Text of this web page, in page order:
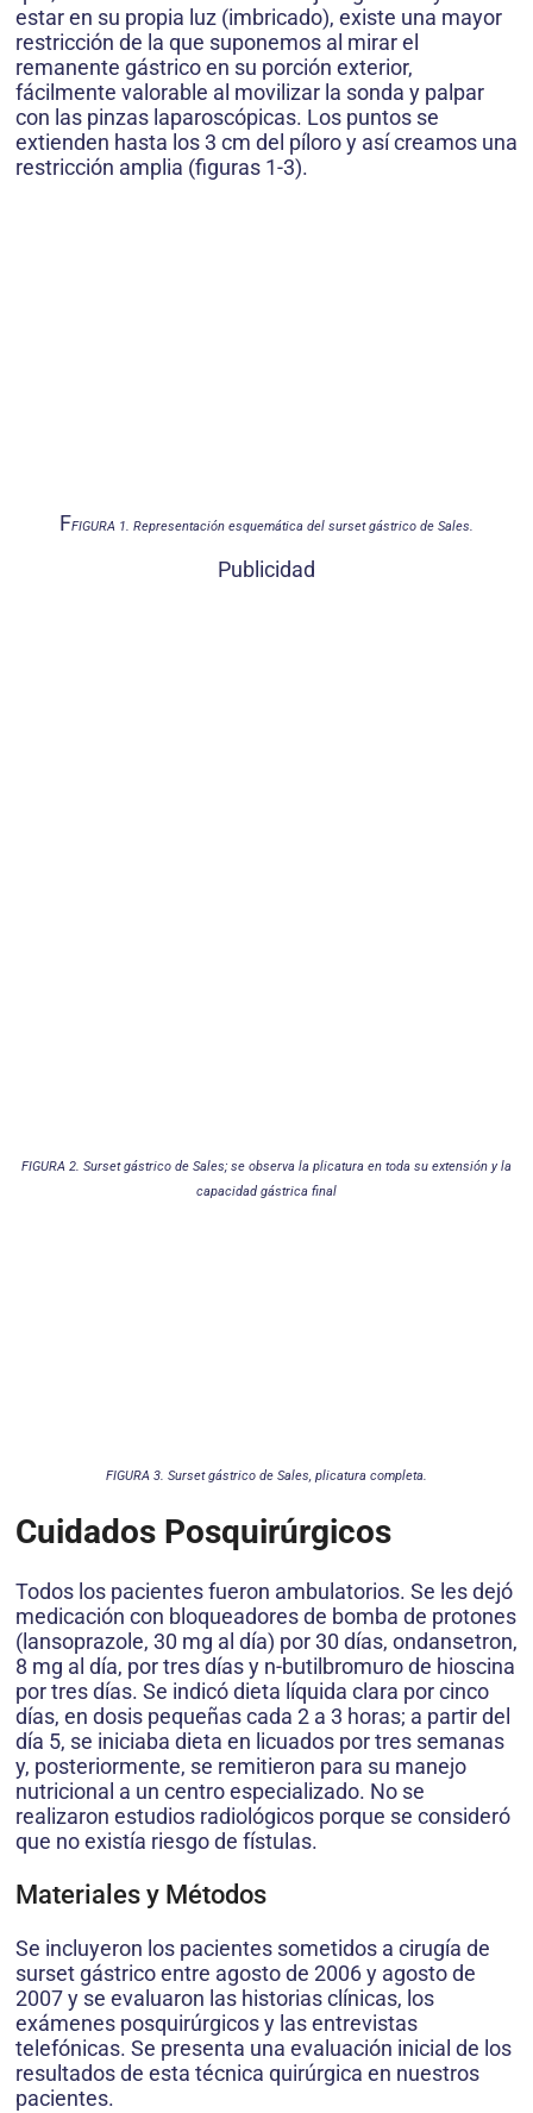
estar en su propia luz (imbricado), existe una mayor
restricción de la que suponemos al mirar el
remanente gástrico en su porción exterior,
fácilmente valorable al movilizar la sonda y palpar
con las pinzas laparoscópicas. Los puntos se
extienden hasta los 3 cm del píloro y así creamos una
restricción amplia (figuras 1-3).
FFIGURA 1. Representación esquemática del surset gástrico de Sales.
Publicidad
FIGURA 2. Surset gástrico de Sales; se observa la plicatura en toda su extensión y la
capacidad gástrica final
FIGURA 3. Surset gástrico de Sales, plicatura completa.
Cuidados Posquirúrgicos
Todos los pacientes fueron ambulatorios. Se les dejó
medicación con bloqueadores de bomba de protones
(lansoprazole, 30 mg al día) por 30 días, ondansetron,
8 mg al día, por tres días y n-butilbromuro de hioscina
por tres días. Se indicó dieta líquida clara por cinco
días, en dosis pequeñas cada 2 a 3 horas; a partir del
día 5, se iniciaba dieta en licuados por tres semanas
y, posteriormente, se remitieron para su manejo
nutricional a un centro especializado. No se
realizaron estudios radiológicos porque se consideró
que no existía riesgo de fístulas.
Materiales y Métodos
Se incluyeron los pacientes sometidos a cirugía de
surset gástrico entre agosto de 2006 y agosto de
2007 y se evaluaron las historias clínicas, los
exámenes posquirúrgicos y las entrevistas
telefónicas. Se presenta una evaluación inicial de los
resultados de esta técnica quirúrgica en nuestros
pacientes.